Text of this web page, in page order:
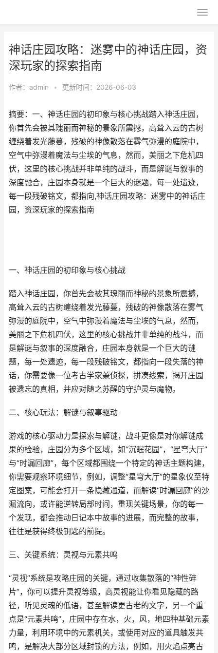
神话庄园攻略：迷雾中的神话庄园，资
深玩家的探索指南
作者： admin • 更新时间：2026-06-03
摘要：一、神话庄园的初印象与核心挑战踏入神话庄园，
你首先会被其瑰丽而神秘的景象所震撼，高耸入云的古树
缠绕着发光藤蔓，残破的神像散落在雾气弥漫的庭院中，
空气中弥漫着魔法与尘埃的气息，然而，美丽之下危机四
伏，这里的核心挑战并非单纯的战斗，而是解谜与叙事的
深度融合，庄园本身就是一个巨大的谜题，每一处遗迹，
每一段残破铭文，都指向,神话庄园攻略：迷雾中的神话庄
园，资深玩家的探索指南
一、神话庄园的初印象与核心挑战
踏入神话庄园，你首先会被其瑰丽而神秘的景象所震撼，
高耸入云的古树缠绕着发光藤蔓，残破的神像散落在雾气
弥漫的庭院中，空气中弥漫着魔法与尘埃的气息，然而，
美丽之下危机四伏，这里的核心挑战并非单纯的战斗，而
是解谜与叙事的深度融合，庄园本身就是一个巨大的谜
题，每一处遗迹，每一段残破铭文，都指向一段失落的神
话，你需要像一位考古学家兼侦探，拼凑线索，揭开庄园
被遗忘的真相，并应对随之苏醒的守护灵与魔物。
二、核心玩法：解谜与叙事驱动
游戏的核心驱动力是探索与解谜，战斗更像是对你解谜成
果的检验，庄园分为多个区域，如“沉眠花园”，“星穹大厅”
与“时漏回廊”，每个区域都围绕一个特定的神话主题构建，
你需要观察环境细节，例如，调整“星穹大厅”的星象仪至特
定图案，可能会打开一条隐藏通道，而解读“时漏回廊”的沙
漏流向，或许能逆转局部时间，重现关键场景，你的每一
个发现，都会推动日记本中故事的进展，而完整的故事，
往往是获得终极钥匙的前提。
三、关键系统：灵视与元素共鸣
“灵视”系统是攻略庄园的关键，通过收集散落的“神性碎
片”，你可以提升灵视等级，高灵视能让你看见隐藏的路
径，听见灵魂的低语，甚至解读更古老的文字，另一个重
点是“元素共鸣”，庄园中存在水，火，风，地四种基础元素
力量，利用环境中的元素机关，或使用对应的道具触发共
鸣，是解决大部分区域封锁的方法，例如，用火焰点亮古